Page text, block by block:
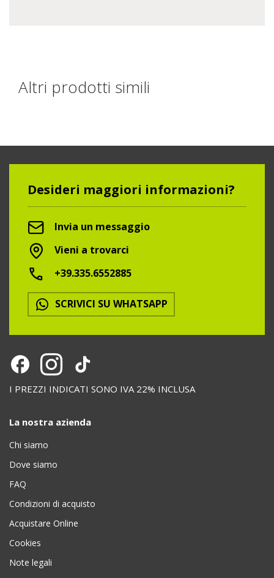
Altri prodotti simili
Desideri maggiori informazioni?
Invia un messaggio
Vieni a trovarci
+39.335.6552885
SCRIVICI SU WHATSAPP
I PREZZI INDICATI SONO IVA 22% INCLUSA
La nostra azienda
Chi siamo
Dove siamo
FAQ
Condizioni di acquisto
Acquistare Online
Cookies
Note legali